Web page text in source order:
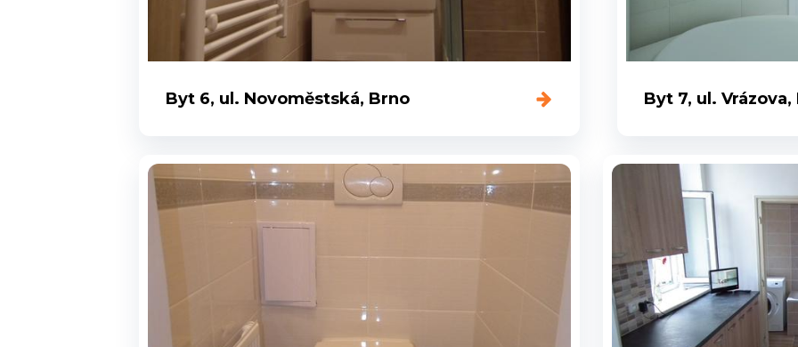
Byt 6, ul. Novoměstská, Brno Byt 7, ul. Vrázova,